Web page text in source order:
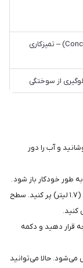
مخفی (Concealed Heating Element) – تمیزکاری
با آب تمیز بجوشانید و آب را دور
طور خودکار باز شود .
کتری را از روی پایه بردارید و با آب تازه تا خط MAX (۱.۷ لیتر) پر کنید. سطح
را ببندید، کتری را روی پایه ۳۶۰ درجه قرار دهید و دکمه
حالا می‌توانید